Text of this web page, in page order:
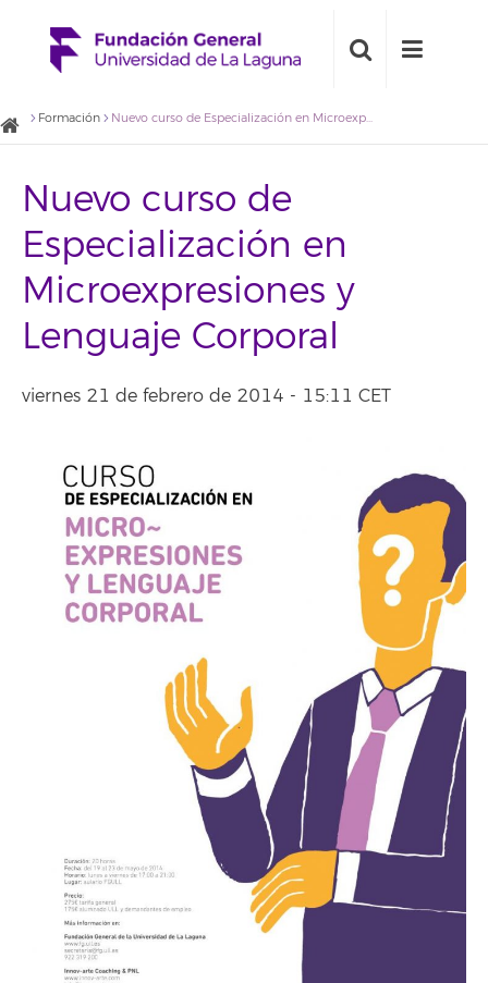
Formación Nuevo curso de Especialización en Microexpresiones y Lenguaje Corporal
Nuevo curso de
Especialización en
Microexpresiones y
Lenguaje Corporal
viernes 21 de febrero de 2014 - 15:11 CET